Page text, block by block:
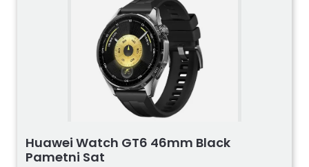
Huawei Watch GT6 46mm Black
Pametni Sat